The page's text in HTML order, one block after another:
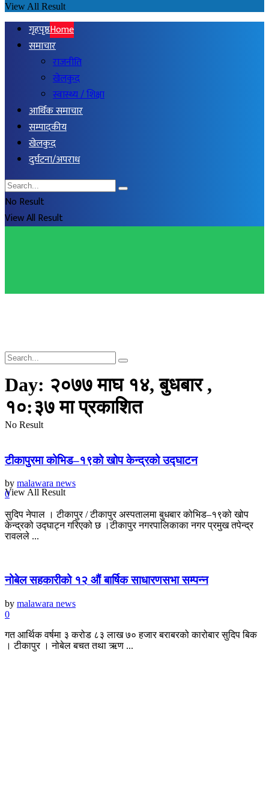
View All Result
गृहपृष्ठHome
समाचार
राजनीति
खेलकुद
स्वास्थ्य / शिक्षा
आर्थिक समाचार
सम्पादकीय
खेलकुद
दुर्घटना/अपराध
No Result
View All Result
No Result
View All Result
Day: २०७७ माघ १४, बुधबार ,
१०:३७ मा प्रकाशित
टीकापुरमा कोभिड–१९को खोप केन्द्रको उद्घाटन
by malawara news
0
सुदिप नेपाल । टीकापुर / टीकापुर अस्पतालमा बुधबार कोभिड–१९को खोप
केन्द्रको उद्घाट्न गरिएको छ ।टीकापुर नगरपालिकाका नगर प्रमुख तपेन्द्र
रावलले ...
नोबेल सहकारीको १२ औं बार्षिक साधारणसभा सम्पन्न
by malawara news
0
गत आर्थिक वर्षमा ३ करोड ८३ लाख ७० हजार बराबरको कारोबार सुदिप बिक
। टीकापुर । नोबेल बचत तथा ऋण ...